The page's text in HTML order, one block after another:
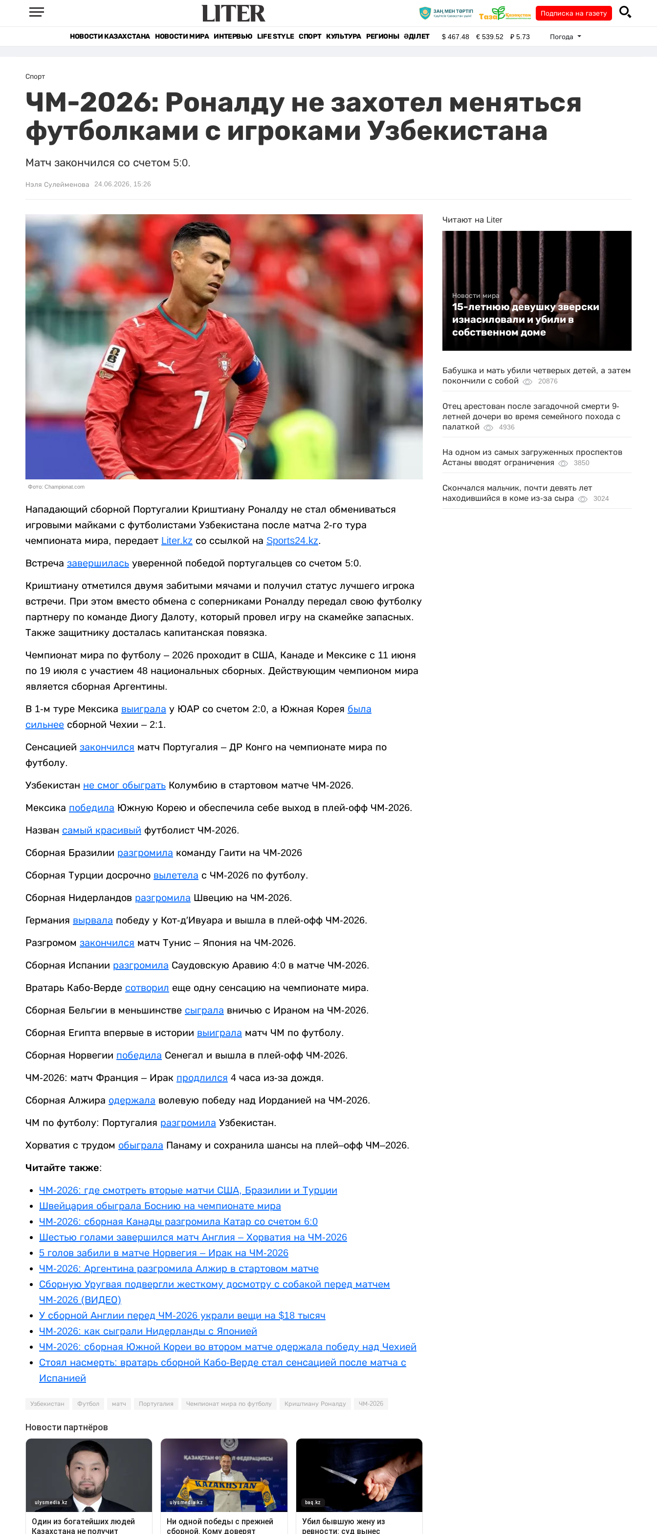
Подписка на газету
НОВОСТИ КАЗАХСТАНА НОВОСТИ МИРА ИНТЕРВЬЮ LIFE STYLE СПОРТ КУЛЬТУРА РЕГИОНЫ ӘДІЛЕТ $467.48 €539.52 ₽5.73 Погода
Спорт
ЧМ-2026: Роналду не захотел меняться
футболками с игроками Узбекистана
Матч закончился со счетом 5:0.
Нэля Сулейменова 24.06.2026, 15:26
Фото: Championat.com
Нападающий сборной Португалии Криштиану Роналду не стал обмениваться
игровыми майками с футболистами Узбекистана после матча 2-го тура
чемпионата мира, передает Liter.kz со ссылкой на Sports24.kz.
Встреча завершилась уверенной победой португальцев со счетом 5:0.
Криштиану отметился двумя забитыми мячами и получил статус лучшего игрока
встречи. При этом вместо обмена с соперниками Роналду передал свою футболку
партнеру по команде Диогу Далоту, который провел игру на скамейке запасных.
Также защитнику досталась капитанская повязка.
Чемпионат мира по футболу – 2026 проходит в США, Канаде и Мексике с 11 июня
по 19 июля с участием 48 национальных сборных. Действующим чемпионом мира
является сборная Аргентины.
В 1-м туре Мексика выиграла у ЮАР со счетом 2:0, а Южная Корея была
сильнее сборной Чехии – 2:1.
Сенсацией закончился матч Португалия – ДР Конго на чемпионате мира по
футболу.
Узбекистан не смог обыграть Колумбию в стартовом матче ЧМ-2026.
Мексика победила Южную Корею и обеспечила себе выход в плей‑офф ЧМ‑2026.
Назван самый красивый футболист ЧМ-2026.
Сборная Бразилии разгромила команду Гаити на ЧМ-2026
Сборная Турции досрочно вылетела с ЧМ-2026 по футболу.
Сборная Нидерландов разгромила Швецию на ЧМ-2026.
Германия вырвала победу у Кот-д′Ивуара и вышла в плей-офф ЧМ-2026.
Разгромом закончился матч Тунис – Япония на ЧМ-2026.
Сборная Испании разгромила Саудовскую Аравию 4:0 в матче ЧМ-2026.
Вратарь Кабо-Верде сотворил еще одну сенсацию на чемпионате мира.
Сборная Бельгии в меньшинстве сыграла вничью с Ираном на ЧМ-2026.
Сборная Египта впервые в истории выиграла матч ЧМ по футболу.
Сборная Норвегии победила Сенегал и вышла в плей‑офф ЧМ‑2026.
ЧМ-2026: матч Франция – Ирак продлился 4 часа из-за дождя.
Сборная Алжира одержала волевую победу над Иорданией на ЧМ‑2026.
ЧМ по футболу: Португалия разгромила Узбекистан.
Хорватия с трудом обыграла Панаму и сохранила шансы на плей–офф ЧМ–2026.
Читайте также:
ЧМ-2026: где смотреть вторые матчи США, Бразилии и Турции
Швейцария обыграла Боснию на чемпионате мира
ЧМ-2026: сборная Канады разгромила Катар со счетом 6:0
Шестью голами завершился матч Англия – Хорватия на ЧМ-2026
5 голов забили в матче Норвегия – Ирак на ЧМ-2026
ЧМ-2026: Аргентина разгромила Алжир в стартовом матче
Сборную Уругвая подвергли жесткому досмотру с собакой перед матчем
ЧМ‑2026 (ВИДЕО)
У сборной Англии перед ЧМ-2026 украли вещи на $18 тысяч
ЧМ-2026: как сыграли Нидерланды с Японией
ЧМ-2026: сборная Южной Кореи во втором матче одержала победу над Чехией
Стоял насмерть: вратарь сборной Кабо-Верде стал сенсацией после матча с
Испанией
Узбекистан Футбол матч Португалия Чемпионат мира по футболу Криштиану Роналду ЧМ-2026
Читают на Liter
Новости мира
15-летнюю девушку зверски
изнасиловали и убили в
собственном доме
Бабушка и мать убили четверых детей, а затем
покончили с собой
20876
Отец арестован после загадочной смерти 9-
летней дочери во время семейного похода с
палаткой
4936
На одном из самых загруженных проспектов
Астаны вводят ограничения
3850
Скончался мальчик, почти девять лет
находившийся в коме из-за сыра
3024